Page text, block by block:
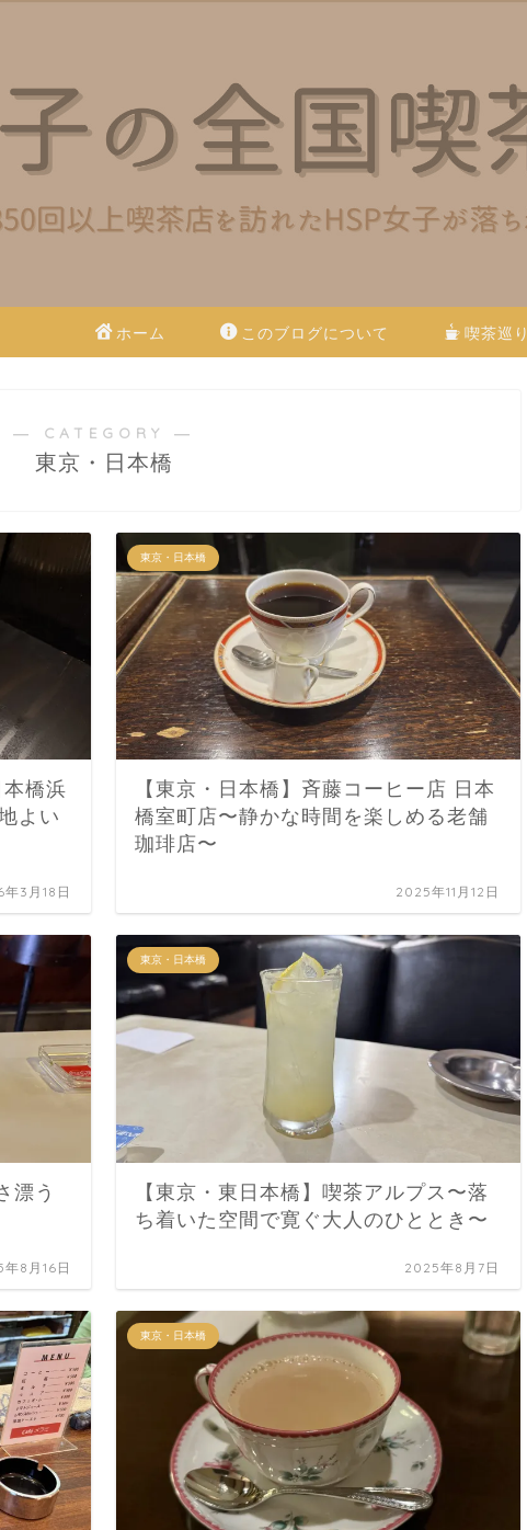
ホーム このブログについて 喫茶巡り
― CATEGORY ―
東京・日本橋
本橋浜
よい
3月18日
東京・日本橋
【東京・日本橋】斉藤コーヒー店 日本
橋室町店〜静かな時間を楽しめる老舗
珈琲店〜
2025年11月12日
漂う
8月16日
東京・日本橋
【東京・東日本橋】喫茶アルプス〜落
ち着いた空間で寛ぐ大人のひととき〜
2025年8月7日
東京・日本橋